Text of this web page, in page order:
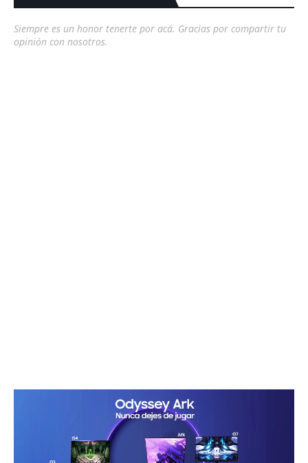
Siempre es un honor tenerte por acá. Gracias por compartir tu
opinión con nosotros.